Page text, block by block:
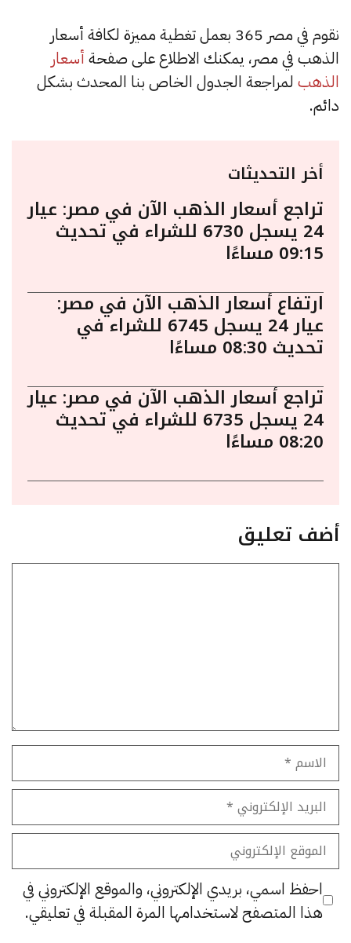
نقوم في مصر 365 بعمل تغطية مميزة لكافة أسعار
الذهب في مصر، يمكنك الاطلاع على صفحة أسعار
الذهب لمراجعة الجدول الخاص بنا المحدث بشكل
دائم.
أخر التحديثات
تراجع أسعار الذهب الآن في مصر: عيار
24 يسجل 6730 للشراء في تحديث
09:15 مساءًا
ارتفاع أسعار الذهب الآن في مصر:
عيار 24 يسجل 6745 للشراء في
تحديث 08:30 مساءًا
تراجع أسعار الذهب الآن في مصر: عيار
24 يسجل 6735 للشراء في تحديث
08:20 مساءًا
أضف تعليق
الاسم
البريد
الإلكتروني
الموقع
الإلكتروني
احفظ اسمي، بريدي الإلكتروني، والموقع الإلكتروني في
هذا المتصفح لاستخدامها المرة المقبلة في تعليقي.